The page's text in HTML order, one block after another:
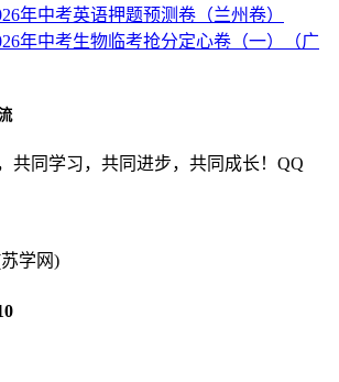
年中考英语押题预测卷（兰州卷）
年中考生物临考抢分定心卷（一）（广
共同学习，共同进步，共同成长！QQ